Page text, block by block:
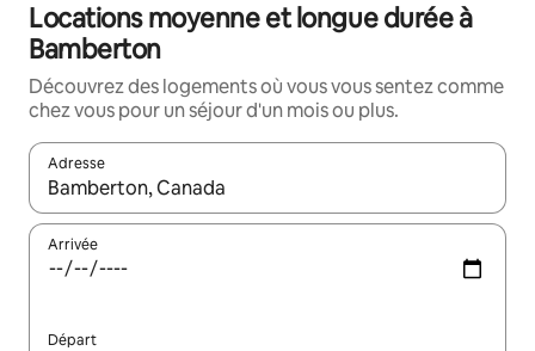
Locations moyenne et longue durée à
Bamberton
Découvrez des logements où vous vous sentez comme
chez vous pour un séjour d'un mois ou plus.
Adresse
Lorsque les résultats s'affichent, utilisez les flèches vers le
Arrivée
Départ